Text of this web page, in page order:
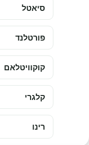
סיאטל
פורטלנד
קוקוויטלאם
קלגרי
רינו